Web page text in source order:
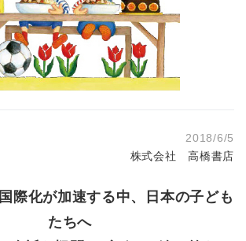
2018/6/5
株式会社 高橋書店
際化が加速する中、日本の子ども
たちへ